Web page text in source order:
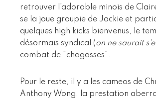
retrouver l’adorable minois de
se la joue groupie de Jackie et
quelques high kicks bienvenus, le
désormais syndical (on ne saurait
combat de "chagasses".
Pour le reste, il y a les cameos de
Anthony Wong, la prestation